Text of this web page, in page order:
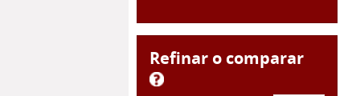
refinar o comparar